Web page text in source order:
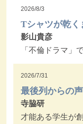
2026/8/3
Tシャツが乾く
影山貴彦
「不倫ドラマ」
2026/7/31
最後列からの声
寺脇研
才能ある学生が